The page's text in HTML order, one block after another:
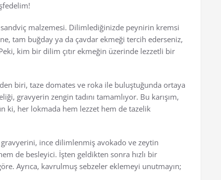
malzemesi. Dilimlediğinizde peynirin kremsi
tam buğday ya da çavdar ekmeği tercih ederseniz,
kim bir dilim çıtır ekmeğin üzerinde lezzetli bir
biri, taze domates ve roka ile buluştuğunda ortaya
gravyerin zengin tadını tamamlıyor. Bu karışım,
ki, her lokmada hem lezzet hem de tazelik
ince dilimlenmiş avokado ve zeytin
de besleyici. İşten geldikten sonra hızlı bir
Ayrıca, kavrulmuş sebzeler eklemeyi unutmayın;